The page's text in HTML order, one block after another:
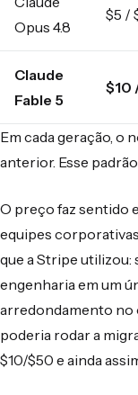
Opus 4.8
$5 /
Claude
Fable 5
$10
Em cada geração, o
anterior. Esse
O preço faz sentido
equipes
que a Stripe utilizou:
engenharia em um
arredondamento no
poderia rodar a
$10/$50 e ainda